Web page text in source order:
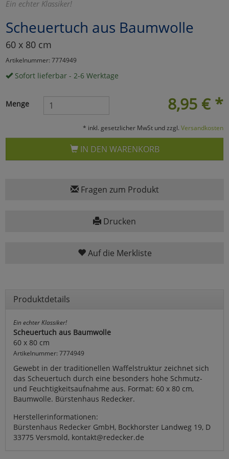
Ein echter Klassiker!
Scheuertuch aus Baumwolle
60 x 80 cm
Artikelnummer: 7774949
Sofort lieferbar - 2-6 Werktage
8,95 € *
Menge
* inkl. gesetzlicher MwSt und zzgl. Versandkosten
IN DEN WARENKORB
Fragen zum Produkt
Drucken
Auf die Merkliste
Produktdetails
Ein echter Klassiker!
Scheuertuch aus Baumwolle
60 x 80 cm
Artikelnummer: 7774949
Gewebt in der traditionellen Waffelstruktur zeichnet sich
das Scheuertuch durch eine besonders hohe Schmutz-
und Feuchtigkeitsaufnahme aus. Format: 60 x 80 cm,
Baumwolle. Bürstenhaus Redecker.
Herstellerinformationen:
Bürstenhaus Redecker GmbH, Bockhorster Landweg 19, D
33775 Versmold, kontakt@redecker.de
Umfragetools
zurückzu Haupptseite